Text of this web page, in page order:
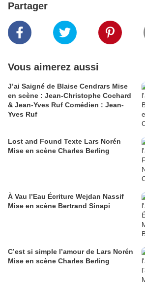
Partager
Vous aimerez aussi
J’ai Saigné de Blaise Cendrars Mise
en scène : Jean-Christophe Cochard
& Jean-Yves Ruf Comédien : Jean-
Yves Ruf
Lost and Found Texte Lars Norén
Mise en scène Charles Berling
À Vau l’Eau Écriture Wejdan Nassif
Mise en scène Bertrand Sinapi
C’est si simple l’amour de Lars Norén
Mise en scène Charles Berling